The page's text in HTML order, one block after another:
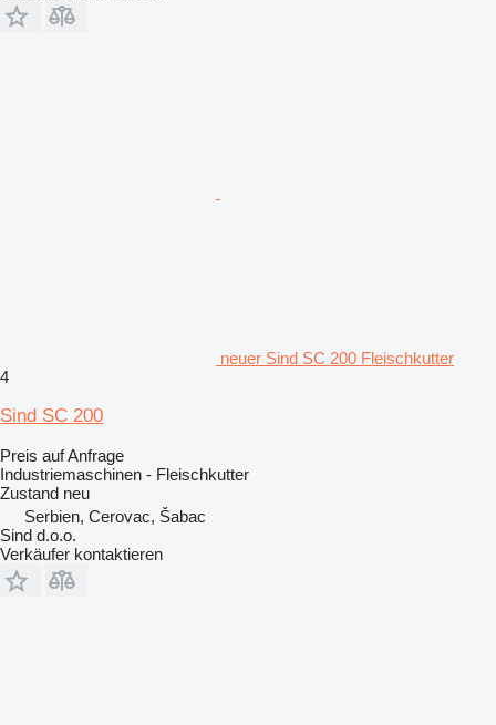
neuer Sind SC 200 Fleischkutter
4
Sind SC 200
Preis auf Anfrage
Industriemaschinen - Fleischkutter
Zustand neu
Serbien, Cerovac, Šabac
Sind d.o.o.
Verkäufer kontaktieren